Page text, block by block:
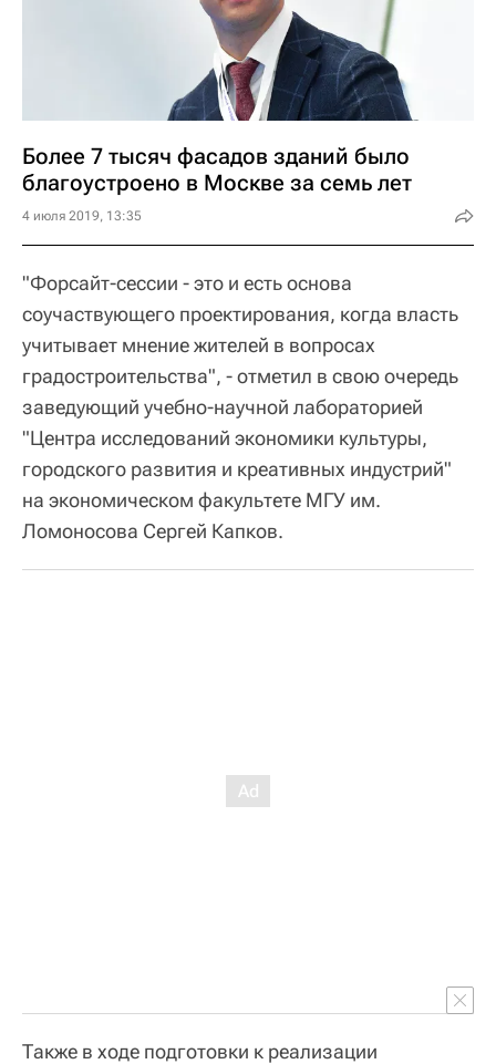
Более 7 тысяч фасадов зданий было
благоустроено в Москве за семь лет
4 июля 2019, 13:35
"Форсайт-сессии - это и есть основа
соучаствующего проектирования, когда власть
учитывает мнение жителей в вопросах
градостроительства", - отметил в свою очередь
заведующий учебно-научной лабораторией
"Центра исследований экономики культуры,
городского развития и креативных индустрий"
на экономическом факультете МГУ им.
Ломоносова Сергей Капков.
Также в ходе подготовки к реализации